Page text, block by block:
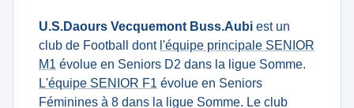
U.S.Daours Vecquemont Buss.Aubi est un
club de Football dont l'équipe principale SENIOR
M1 évolue en Seniors D2 dans la ligue Somme.
L'équipe SENIOR F1 évolue en Seniors
Féminines à 8 dans la ligue Somme. Le club